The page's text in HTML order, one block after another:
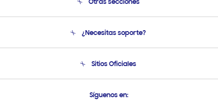
Otras secciones
Soporte
¿Necesitas soporte?
Soporte vía eMail
Sitios Oficiales
Samsung Ecuador
Síguenos en: